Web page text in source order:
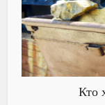
Кто